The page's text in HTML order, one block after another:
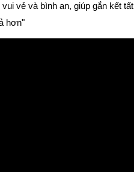
vẻ và bình an, giúp gắn kết
hơn"